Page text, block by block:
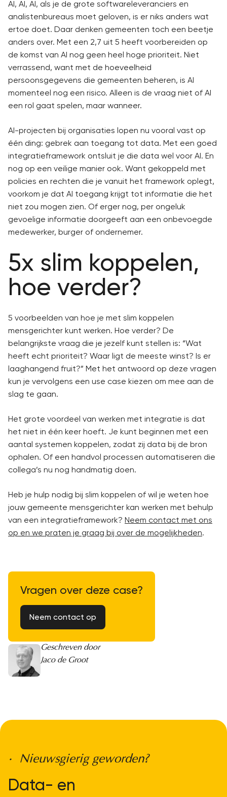
AI, AI, AI, als je de grote softwareleveranciers en
analistenbureaus moet geloven, is er niks anders wat
ertoe doet. Daar denken gemeenten toch een beetje
anders over. Met een 2,7 uit 5 heeft voorbereiden op
de komst van AI nog geen heel hoge prioriteit. Niet
verrassend, want met de hoeveelheid
persoonsgegevens die gemeenten beheren, is AI
momenteel nog een risico. Alleen is de vraag niet of AI
een rol gaat spelen, maar wanneer.
AI-projecten bij organisaties lopen nu vooral vast op
één ding: gebrek aan toegang tot data. Met een goed
integratieframework ontsluit je die data wel voor AI. En
nog op een veilige manier ook. Want gekoppeld met
policies en rechten die je vanuit het framework oplegt,
voorkom je dat AI toegang krijgt tot informatie die het
niet zou mogen zien. Of erger nog, per ongeluk
gevoelige informatie doorgeeft aan een onbevoegde
medewerker, burger of ondernemer.
5x slim koppelen,
hoe verder?
5 voorbeelden van hoe je met slim koppelen
mensgerichter kunt werken. Hoe verder? De
belangrijkste vraag die je jezelf kunt stellen is: “Wat
heeft echt prioriteit? Waar ligt de meeste winst? Is er
laaghangend fruit?” Met het antwoord op deze vragen
kun je vervolgens een use case kiezen om mee aan de
slag te gaan.
Het grote voordeel van werken met integratie is dat
het niet in één keer hoeft. Je kunt beginnen met een
aantal systemen koppelen, zodat zij data bij de bron
ophalen. Of een handvol processen automatiseren die
collega’s nu nog handmatig doen.
Heb je hulp nodig bij slim koppelen of wil je weten hoe
jouw gemeente mensgerichter kan werken met behulp
van een integratieframework? Neem contact met ons
op en we praten je graag bij over de mogelijkheden.
Vragen over deze case?
Neem contact op
Geschreven door
Jaco de Groot
• Nieuwsgierig geworden?
Data- en